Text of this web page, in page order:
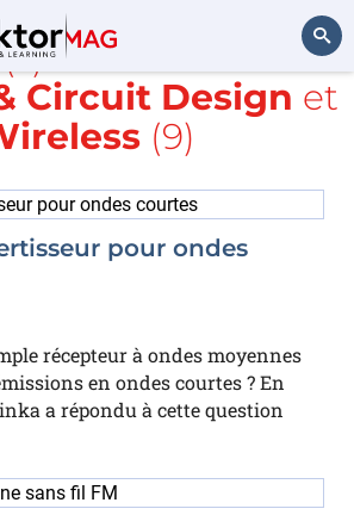
Rechercher
avec la balise
Circuit Design et
(9)
pour ondes
récepteur à ondes moyennes
en ondes courtes ? En
a répondu à cette question